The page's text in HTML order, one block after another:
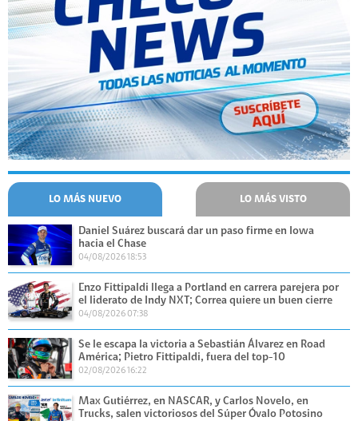
LO MÁS NUEVO LO MÁS VISTO
Daniel Suárez buscará dar un paso firme en Iowa
hacia el Chase
04/08/2026 18:53
Enzo Fittipaldi llega a Portland en carrera parejera por
el liderato de Indy NXT; Correa quiere un buen cierre
04/08/2026 07:38
Se le escapa la victoria a Sebastián Álvarez en Road
América; Pietro Fittipaldi, fuera del top-10
02/08/2026 16:22
Max Gutiérrez, en NASCAR, y Carlos Novelo, en
Trucks, salen victoriosos del Súper Óvalo Potosino